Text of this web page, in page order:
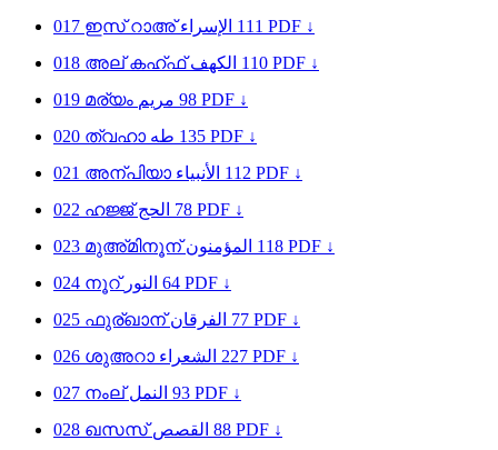
017 ഇസ് റാഅ്الإسراء 111 PDF ↓
018 അല് കഹ്ഫ്الكهف 110 PDF ↓
019 മര്യം مريم 98 PDF ↓
020 ത്വഹാ طه 135 PDF ↓
021 അന്പിയാ الأنبياء 112 PDF ↓
022 ഹജ്ജ്الحج 78 PDF ↓
023 മുഅ്മിനൂന്المؤمنون 118 PDF ↓
024 നൂറ് النور 64 PDF ↓
025 ഫുര്ഖാന്الفرقان 77 PDF ↓
026 ശുഅറാ الشعراء 227 PDF ↓
027 നംല്النمل 93 PDF ↓
028 ഖസസ്القصص 88 PDF ↓